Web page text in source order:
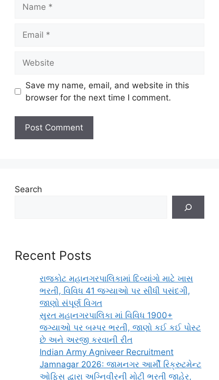
Save my name, email, and website in this
browser for the next time I comment.
Search
Recent Posts
રાજકોટ મહાનગરપાલિકામાં દિવ્યાંગો માટે ખાસ
ભરતી, વિવિધ 41 જગ્યાઓ પર સીધી પસંદગી,
જાણો સંપૂર્ણ વિગત
સુરત મહાનગરપાલિકા માં વિવિધ 1900+
જગ્યાઓ પર બમ્પર ભરતી, જાણો કઈ કઈ પોસ્ટ
છે અને અરજી કરવાની રીત
Indian Army Agniveer Recruitment
Jamnagar 2026: જામનગર આર્મી રિક્રુટમેન્ટ
ઓફિસ દ્વારા અગ્નિવીરની મોટી ભરતી જાહેર,